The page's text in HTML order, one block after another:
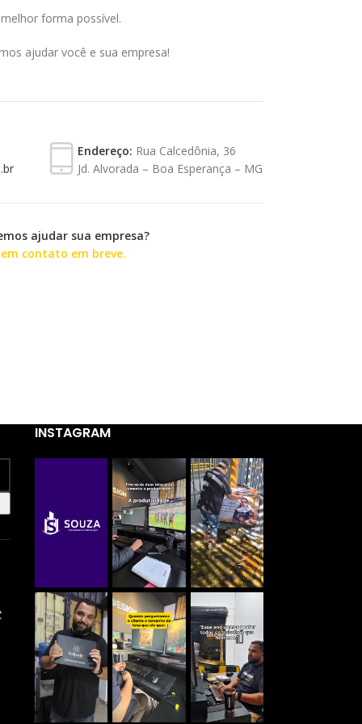
forma possível.
ajudar você e sua empresa!
Endereço: Rua Calcedônia, 36
Jd. Alvorada – Boa Esperança – MG
ajudar sua empresa?
contato em breve.
INSTAGRAM